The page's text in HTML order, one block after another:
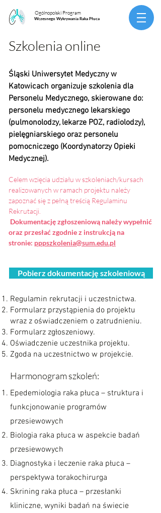
Ogólnopolski Program
Wczesnego Wykrywania Raka Płuca
Szkolenia online
Śląski Uniwersytet Medyczny w
Katowicach organizuje szkolenia dla
Personelu Medycznego, skierowane do:
personelu medycznego lekarskiego
(pulmonolodzy, lekarze POZ, radiolodzy),
pielęgniarskiego oraz personelu
pomocniczego (Koordynatorzy Opieki
Medycznej).
Celem wzięcia udziału w szkoleniach/kursach
realizowanych w ramach projektu należy
zapoznać się z pełną treścią Regulaminu
Rekrutacji.
Dokumentację zgłoszeniową należywypełnić
oraz przesłać zgodnie z instrukcją na
stronie: pppszkolenia@sum.edu.pl
Pobierz dokumentację szkoleniową
Regulamin rekrutacji i uczestnictwa.
Formularz przystąpienia do projektu
wraz z oświadczeniem o zatrudnieniu.
Formularz zgłoszeniowy.
Oświadczenie uczestnika projektu.
Zgoda na uczestnictwo w projekcie.
Harmonogram szkoleń:
Epedemiologia raka płuca – struktura i
funkcjonowanie programów
przesiewowych
Biologia raka płuca w aspekcie badań
przesiewowych
Diagnostyka i leczenie raka płuca –
perspektywa torakochirurga
Skrining raka płuca – przesłanki
kliniczne, wyniki badań na świecie